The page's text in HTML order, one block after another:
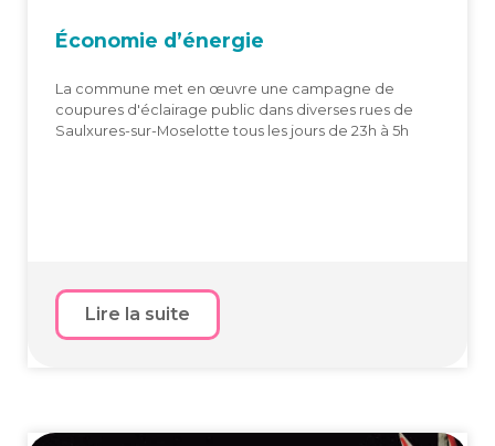
Éco­no­mie d’énergie
La commune met en œuvre une campagne de
coupures d'éclairage public dans diverses rues de
Saulxures-sur-Moselotte tous les jours de 23h à 5h
Lire la suite